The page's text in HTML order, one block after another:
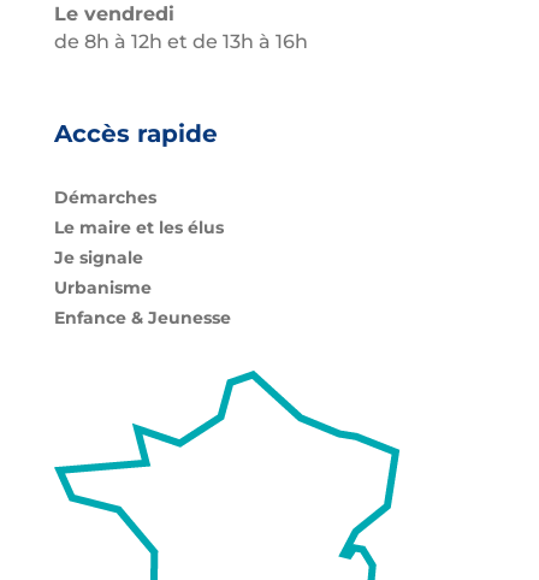
Le vendredi
de 8h à 12h et de 13h à 16h
Accès rapide
Démarches
Le maire et les élus
Je signale
Urbanisme
Enfance & Jeunesse